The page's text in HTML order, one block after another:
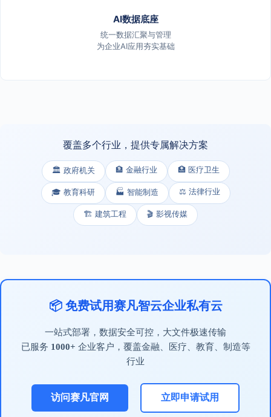
AI数据底座
统一数据汇聚与管理
为企业AI应用夯实基础
覆盖多个行业，提供专属解决方案
🏛️ 政府机关 🏦 金融行业 🏥 医疗卫生
🎓 教育科研 🏭 智能制造 ⚖️ 法律行业
🏗️ 建筑工程 🎬 影视传媒
📦 免费试用赛凡智云企业私有云
一站式部署，数据安全可控，大文件极速传输
已服务 1000+ 企业客户，覆盖金融、医疗、教育、制造等
行业
访问赛凡官网 立即申请试用